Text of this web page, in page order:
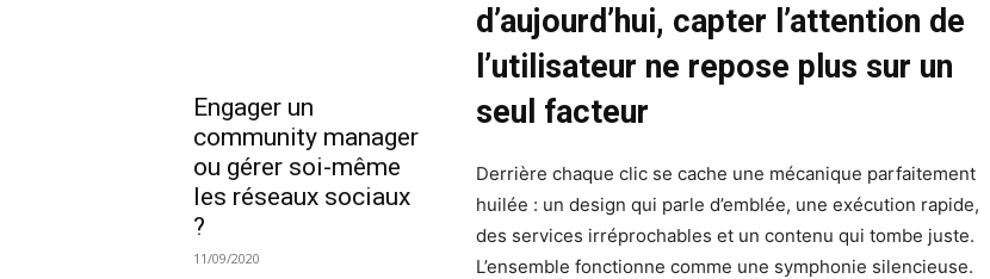
Engager un
community manager
ou gérer soi-même
les réseaux sociaux
?
11/09/2020
d’aujourd’hui, capter l’attention de
l’utilisateur ne repose plus sur un
seul facteur
Derrière chaque clic se cache une mécanique parfaitement
huilée : un design qui parle d’emblée, une exécution rapide,
des services irréprochables et un contenu qui tombe juste.
L’ensemble fonctionne comme une symphonie silencieuse.